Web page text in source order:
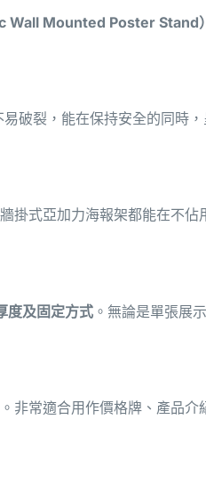
Wall Mounted Poster Stand）
破裂，能在保持安全的同時
掛式亞加力海報架都能在不佔
度及固定方式 。無論是單張展
非常適合用作價格牌、產品介